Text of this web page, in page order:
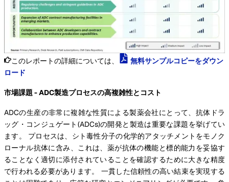
このレポートの詳細については、
無料サンプルコピーをダウン
ロード
市場課題 - ADC製造プロセスの高複雑性とコスト
ADCの生産の非常に複雑な性質による製薬会社にとって、抗体ドラ
ッグ・コンジュゲート(ADCs)の開発と製造は重要な課題を挙げてい
ます。 プロセスは、シト毒性分子の化学的アタッチメントをモノク
ローナル抗体に含み、これは、薬が抗体の機能と標的能力を妥協す
ることなく適切に添付されていることを確認するために大きな精度
で行われる必要があります。 一貫した信頼性の高い結束を実現する